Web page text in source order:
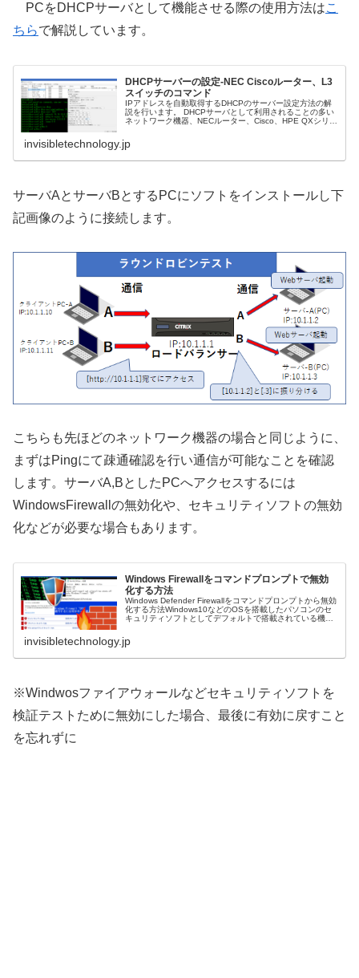
PCをDHCPサーバとして機能させる際の使用方法はこ
ちらで解説しています。
DHCPサーバーの設定-NEC Ciscoルーター、L3
スイッチのコマンド
IPアドレスを自動取得するDHCPのサーバー設定方法の解
説を行います。 DHCPサーバとして利用されることの多い
ネットワーク機器、NECルーター、Cisco、HPE QXシリー
invisibletechnology.jp
サーバAとサーバBとするPCにソフトをインストールし下
記画像のように接続します。
こちらも先ほどのネットワーク機器の場合と同じように、
まずはPingにて疎通確認を行い通信が可能なことを確認
します。サーバA,BとしたPCへアクセスするには
WindowsFirewallの無効化や、セキュリティソフトの無効
化などが必要な場合もあります。
Windows Firewallをコマンドプロンプトで無効
化する方法
Windows Defender Firewallをコマンドプロンプトから無効
化する方法Windows10などのOSを搭載したパソコンのセ
キュリティソフトとしてデフォルトで搭載されている機
invisibletechnology.jp
※Windwosファイアウォールなどセキュリティソフトを
検証テストために無効にした場合、最後に有効に戻すこと
を忘れずに